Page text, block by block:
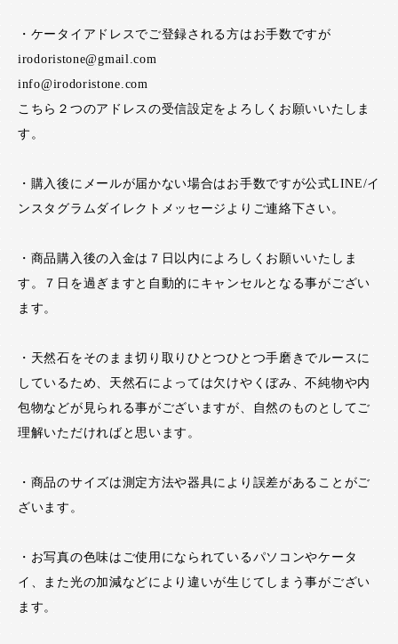
・ケータイアドレスでご登録される方はお手数ですが
irodoristone@gmail.com
info@irodoristone.com
こちら２つのアドレスの受信設定をよろしくお願いいたしま
す。
・購入後にメールが届かない場合はお手数ですが公式LINE/イ
ンスタグラムダイレクトメッセージよりご連絡下さい。
・商品購入後の入金は７日以内によろしくお願いいたしま
す。７日を過ぎますと自動的にキャンセルとなる事がござい
ます。
・天然石をそのまま切り取りひとつひとつ手磨きでルースに
しているため、天然石によっては欠けやくぼみ、不純物や内
包物などが見られる事がございますが、自然のものとしてご
理解いただければと思います。
・商品のサイズは測定方法や器具により誤差があることがご
ざいます。
・お写真の色味はご使用になられているパソコンやケータ
イ、また光の加減などにより違いが生じてしまう事がござい
ます。